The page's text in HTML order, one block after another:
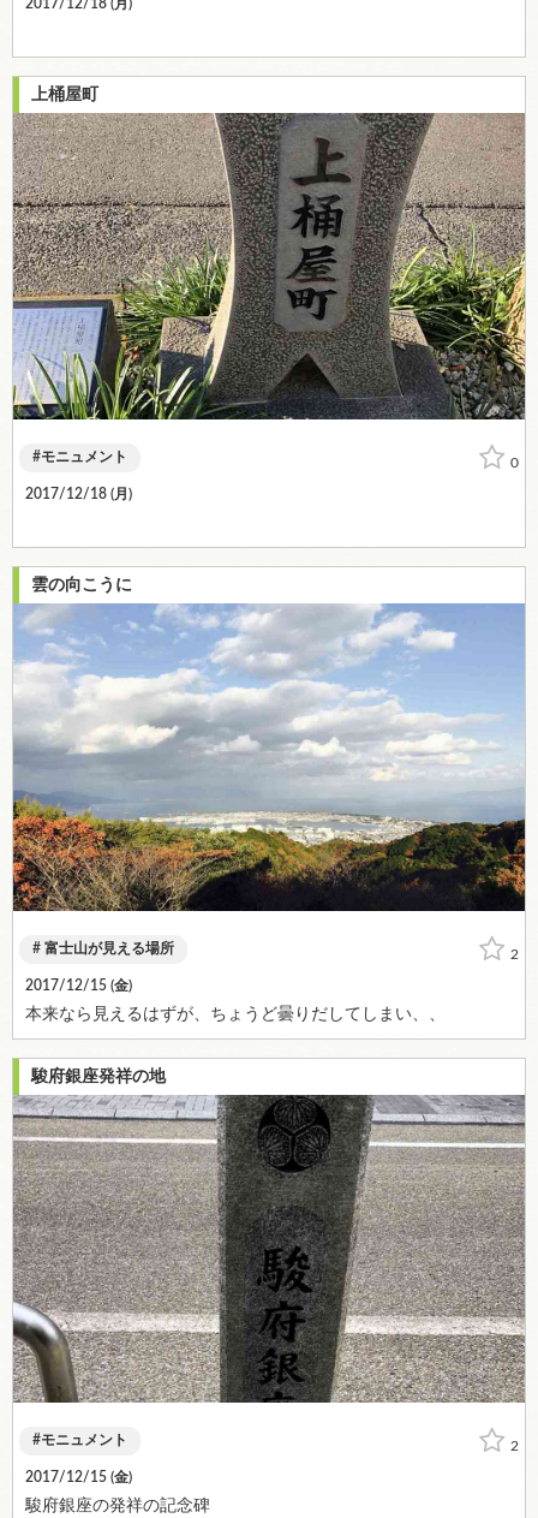
2017/12/18 (月 )
上桶屋町
0
モニュメント
2017/12/18 (月 )
雲の向こうに
2
富士山が見える場所
2017/12/15 (金)
本来なら見えるはずが、ちょうど曇りだしてしまい、、
駿府銀座発祥の地
2
モニュメント
2017/12/15 (金)
駿府銀座の発祥の記念碑